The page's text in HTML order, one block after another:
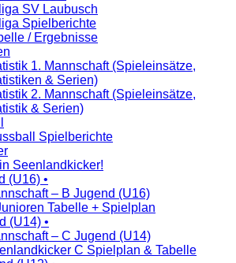
SV Laubusch
Spielberichte
/ Ergebnisse
1. Mannschaft (Spieleinsätze,
& Serien)
2. Mannschaft (Spieleinsätze,
& Serien)
Spielberichte
Seenlandkicker!
(U16) •
– B Jugend (U16)
Tabelle + Spielplan
(U14) •
– C Jugend (U14)
C Spielplan & Tabelle